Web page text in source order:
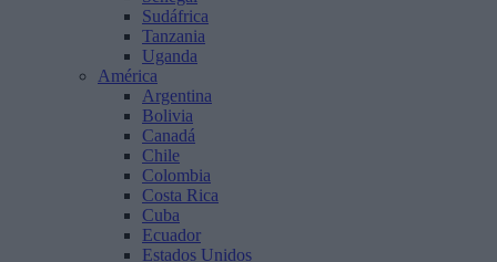
Sudáfrica
Tanzania
Uganda
América
Argentina
Bolivia
Canadá
Chile
Colombia
Costa Rica
Cuba
Ecuador
Estados Unidos